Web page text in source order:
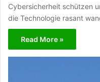
Cybersicherheit schützen
die Technologie rasant
Read More »